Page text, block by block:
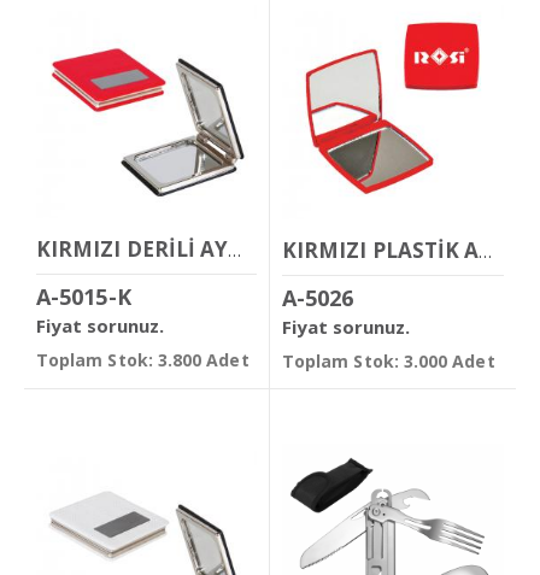
KIRMIZI DERİLİ AYNA
A-5015-K
Fiyat sorunuz.
Toplam Stok: 3.800 Adet
KIRMIZI PLASTİK AYNA
A-5026
Fiyat sorunuz.
Toplam Stok: 3.000 Adet